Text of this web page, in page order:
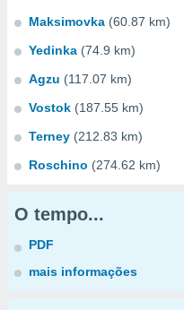
Maksimovka (60.87 km)
Yedinka (74.9 km)
Agzu (117.07 km)
Vostok (187.55 km)
Terney (212.83 km)
Roschino (274.62 km)
O tempo...
PDF
mais informações